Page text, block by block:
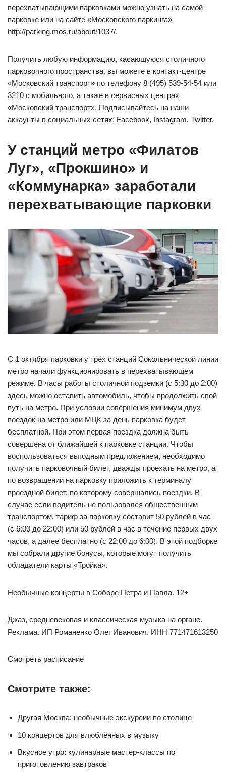
перехватывающими парковками можно узнать на самой
парковке или на сайте «Московского паркинга»
http://parking.mos.ru/about/1037/.
Получить любую информацию, касающуюся столичного
парковочного пространства, вы можете в контакт-центре
«Московский транспорт» по телефону 8 (495) 539-54-54 или
3210 с мобильного, а также в сервисных центрах
«Московский транспорт». Подписывайтесь на наши
аккаунты в социальных сетях: Facebook, Instagram, Twitter.
У станций метро «Филатов
Луг», «Прокшино» и
«Коммунарка» заработали
перехватывающие парковки
С 1 октября парковки у трёх станций Сокольнической линии
метро начали функционировать в перехватывающем
режиме. В часы работы столичной подземки (с 5:30 до 2:00)
здесь можно оставить автомобиль, чтобы продолжить свой
путь на метро. При условии совершения минимум двух
поездок на метро или МЦК за день парковка будет
бесплатной. При этом первая поездка должна быть
совершена от ближайшей к парковке станции. Чтобы
воспользоваться выгодным предложением, необходимо
получить парковочный билет, дважды проехать на метро, а
по возвращении на парковку приложить к терминалу
проездной билет, по которому совершались поездки. В
случае если водитель не пользовался общественным
транспортом, тариф за парковку составит 50 рублей в час
(с 6:00 до 22:00) или 50 рублей в час в течение первых двух
часов, а далее бесплатно (с 22:00 до 6:00). В этой подборке
мы собрали другие бонусы, которые могут получить
обладатели карты «Тройка».
Необычные концерты в Соборе Петра и Павла. 12+
Джаз, средневековая и классическая музыка на органе.
Реклама. ИП Романенко Олег Иванович. ИНН 771471613250
Смотреть расписание
Смотрите также:
Другая Москва: необычные экскурсии по столице
10 концертов для влюблённых в музыку
Вкусное утро: кулинарные мастер-классы по
приготовлению завтраков